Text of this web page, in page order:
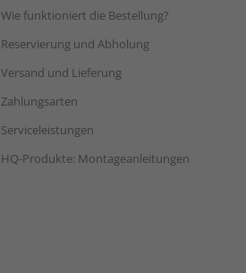
Wie funktioniert die Bestellung?
Reservierung und Abholung
Versand und Lieferung
Zahlungsarten
Serviceleistungen
HQ-Produkte: Montageanleitungen